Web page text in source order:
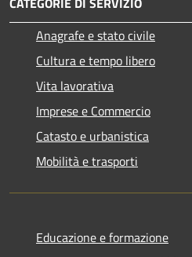
Anagrafe e stato civile
Cultura e tempo libero
Vita lavorativa
Imprese e Commercio
Catasto e urbanistica
Mobilità e trasporti
Educazione e formazione